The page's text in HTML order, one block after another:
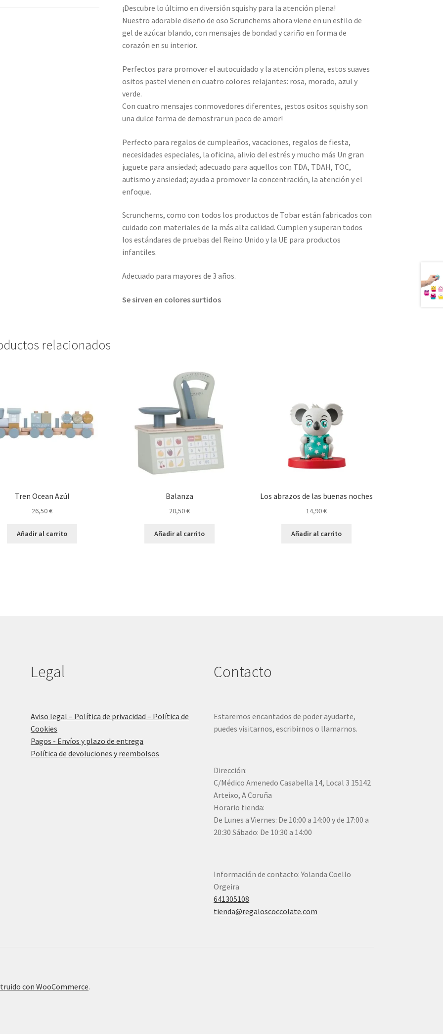
¡Descubre lo último en diversión squishy para la atención plena!
Nuestro adorable diseño de oso Scrunchems ahora viene en un estilo de
gel de azúcar blando, con mensajes de bondad y cariño en forma de
corazón en su interior.
Perfectos para promover el autocuidado y la atención plena, estos suaves
ositos pastel vienen en cuatro colores relajantes: rosa, morado, azul y
verde.
Con cuatro mensajes conmovedores diferentes, ¡estos ositos squishy son
una dulce forma de demostrar un poco de amor!
Perfecto para regalos de cumpleaños, vacaciones, regalos de fiesta,
necesidades especiales, la oficina, alivio del estrés y mucho más Un gran
juguete para ansiedad; adecuado para aquellos con TDA, TDAH, TOC,
autismo y ansiedad; ayuda a promover la concentración, la atención y el
enfoque.
Scrunchems, como con todos los productos de Tobar están fabricados con
cuidado con materiales de la más alta calidad. Cumplen y superan todos
los estándares de pruebas del Reino Unido y la UE para productos
infantiles.
Adecuado para mayores de 3 años.
Se sirven en colores surtidos
relacionados
Tren Ocean Azúl
26,50€
Añadir al carrito
Balanza
20,50€
Añadir al carrito
Los abrazos de las buenas noches
14,90€
Añadir al carrito
Legal
Aviso legal – Política de privacidad – Política de
Cookies
Pagos - Envíos y plazo de entrega
Política de devoluciones y reembolsos
Contacto
Estaremos encantados de poder ayudarte,
puedes visitarnos, escribirnos o llamarnos.
Dirección:
C/Médico Amenedo Casabella 14, Local 3 15142
Arteixo, A Coruña
Horario tienda:
De Lunes a Viernes: De 10:00 a 14:00 y de 17:00 a
20:30 Sábado: De 10:30 a 14:00
Información de contacto: Yolanda Coello
Orgeira
641305108
tienda@regaloscoccolate.com
con WooCommerce.